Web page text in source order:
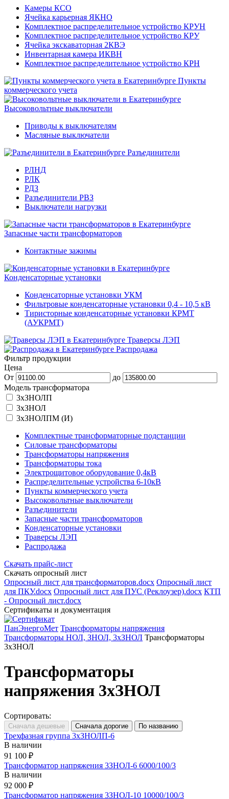
Камеры КСО
Ячейка карьерная ЯКНО
Комплектное распределительное устройство КРУН
Комплектное распределительное устройство КРУ
Ячейка экскаваторная 2КВЭ
Инвентарная камера ИКВН
Комплектное распределительное устройство КРН
Пункты
коммерческого учета
Высоковольтные выключатели
Приводы к выключателям
Масляные выключатели
Разъединители
РЛНД
РЛК
РДЗ
Разъединители РВЗ
Выключатели нагрузки
Запасные части трансформаторов
Контактные зажимы
Конденсаторные установки
Конденсаторные установки УКМ
Фильтровые конденсаторные установки 0,4 - 10,5 кВ
Тиристорные конденсаторные установки КРМТ
(АУКРМТ)
Траверсы ЛЭП
Распродажа
Фильтр продукции
Цена
От
до
Модель трансформатора
3xЗНОЛП
3хЗНОЛ
3хЗНОЛПМ (И)
Комплектные трансформаторные подстанции
Силовые трансформаторы
Трансформаторы напряжения
Трансформаторы тока
Электрощитовое оборудование 0,4кВ
Распределительные устройства 6-10кВ
Пункты коммерческого учета
Высоковольтные выключатели
Разъединители
Запасные части трансформаторов
Конденсаторные установки
Траверсы ЛЭП
Распродажа
Скачать прайс-лист
Скачать опросный лист
Опросный лист для трансформаторов.docx Опросный лист
для ПКУ.docx Опросный лист для ПУС (Реклоузер).docx КТП
- Опросный лист.docx
Сертификаты и документация
ПанЭнергоМет Трансформаторы напряжения
Трансформаторы НОЛ, ЗНОЛ, 3хЗНОЛ Трансформаторы
3хЗНОЛ
Трансформаторы
напряжения 3хЗНОЛ
Сортировать:
Трехфазная группа 3xЗНОЛП-6
В наличии
91 100 ₽
Трансформатор напряжения 3ЗНОЛ-6 6000/100/3
В наличии
92 000 ₽
Трансформатор напряжения 3ЗНОЛ-10 10000/100/3